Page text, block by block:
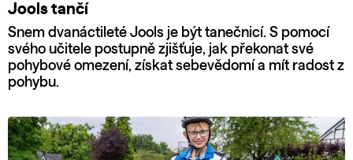
Jools tančí
Snem dvanáctileté Jools je být tanečnicí. S pomocí
svého učitele postupně zjišťuje, jak překonat své
pohybové omezení, získat sebevědomí a mít radost z
pohybu.